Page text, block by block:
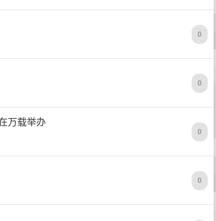
0
0
万载举办
0
0